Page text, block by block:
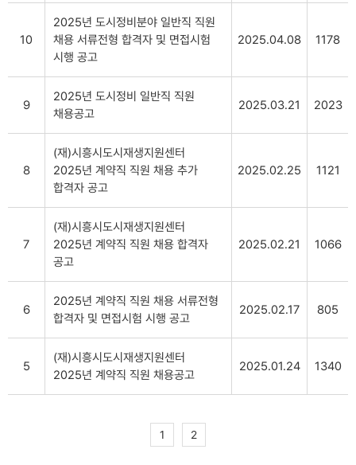
10
2025년 도시정비분야 일반직 직원
채용 서류전형 합격자 및 면접시험
시행 공고
2025.04.08 1178
9
2025년 도시정비 일반직 직원
채용공고
2025.03.21 2023
8
(재)시흥시도시재생지원센터
2025년 계약직 직원 채용 추가
합격자 공고
2025.02.25 1121
7
(재)시흥시도시재생지원센터
2025년 계약직 직원 채용 합격자
공고
2025.02.21 1066
6
2025년 계약직 직원 채용 서류전형
합격자 및 면접시험 시행 공고
2025.02.17 805
5
(재)시흥시도시재생지원센터
2025년 계약직 직원 채용공고
2025.01.24 1340
1 2